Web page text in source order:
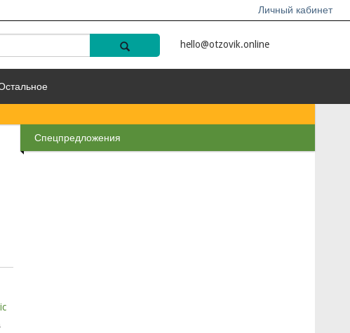
Личный кабинет
hello@otzovik.online
Спецпредложения